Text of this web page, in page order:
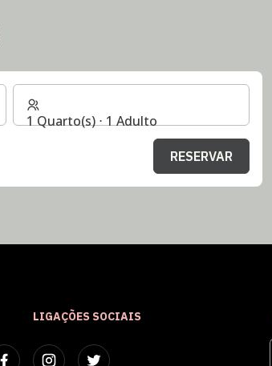
1 Quarto(s) ⋅ 1 Adulto
RESERVAR
LIGAÇÕES SOCIAIS